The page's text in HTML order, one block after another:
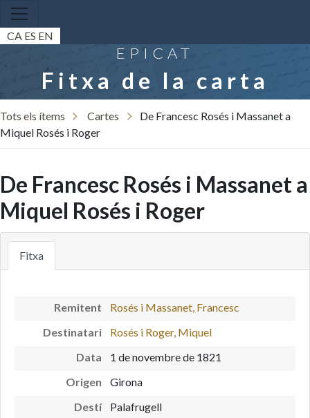
CA ES EN
EPICAT
Fitxa de la carta
Tots els ítems Cartes
De Francesc Rosés i Massanet a
Miquel Rosés i Roger
De Francesc Rosés i Massanet a
Miquel Rosés i Roger
Fitxa
Remitent
Rosés i Massanet, Francesc
Destinatari
Rosés i Roger, Miquel
Data
1 de novembre de 1821
Origen
Girona
Destí
Palafrugell